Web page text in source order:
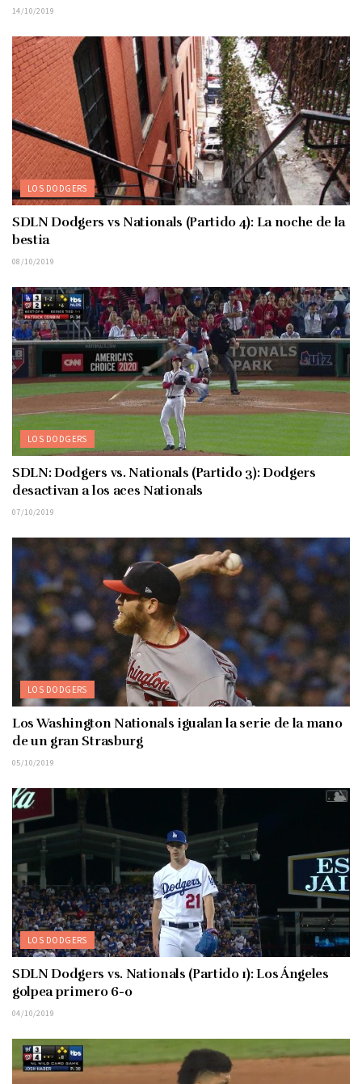
14/10/2019
LOS DODGERS
SDLN Dodgers vs Nationals (Partido 4): La noche de la
bestia
08/10/2019
LOS DODGERS
SDLN: Dodgers vs. Nationals (Partido 3): Dodgers
desactivan a los aces Nationals
07/10/2019
LOS DODGERS
Los Washington Nationals igualan la serie de la mano
de un gran Strasburg
05/10/2019
LOS DODGERS
SDLN Dodgers vs. Nationals (Partido 1): Los Ángeles
golpea primero 6-0
04/10/2019